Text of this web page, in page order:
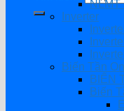
NLMT
Inverter
Biến Tần
BIẾN
Biến